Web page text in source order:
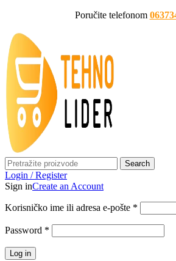
Poručite telefonom
Search
Login / Register
Sign inCreate an Account
Korisničko ime ili adresa e-pošte *
Password *
Log in